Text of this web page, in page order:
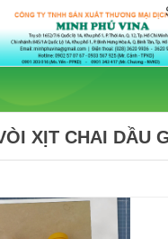
XỊT CHAI DẦU